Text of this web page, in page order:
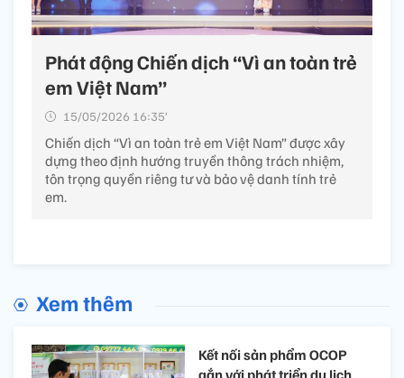
Phát động Chiến dịch “Vì an toàn trẻ
em Việt Nam”​
15/05/2026 16:35’
Chiến dịch “Vì an toàn trẻ em Việt Nam” được xây
dựng theo định hướng truyền thông trách nhiệm,
tôn trọng quyền riêng tư và bảo vệ danh tính trẻ
em.
Xem thêm
Kết nối sản phẩm OCOP
gắn với phát triển du lịch